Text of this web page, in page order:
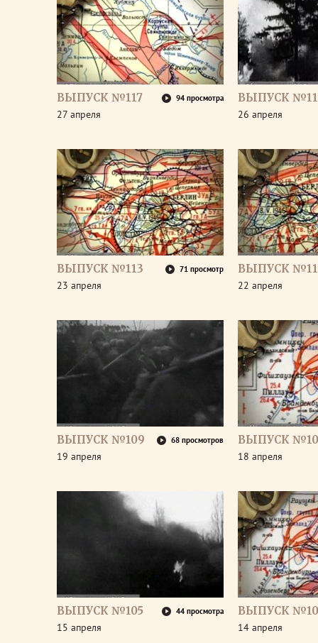
ВЫПУСК №117 94 просмотра
27 апреля
ВЫПУСК
26 апреля
ВЫПУСК №113 71 просмотр
23 апреля
ВЫПУСК
22 апреля
ВЫПУСК №109 68 просмотров
19 апреля
ВЫПУСК
18 апреля
ВЫПУСК №105 44 просмотра
15 апреля
ВЫПУСК
14 апреля